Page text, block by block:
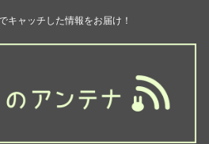
キャッチした情報をお届け！